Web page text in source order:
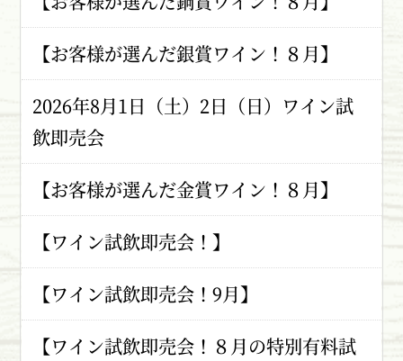
【お客様が選んだ銀賞ワイン！８月】
2026年8月1日（土）2日（日）ワイン試
飲即売会
【お客様が選んだ金賞ワイン！８月】
【ワイン試飲即売会！】
【ワイン試飲即売会！9月】
【ワイン試飲即売会！８月の特別有料試